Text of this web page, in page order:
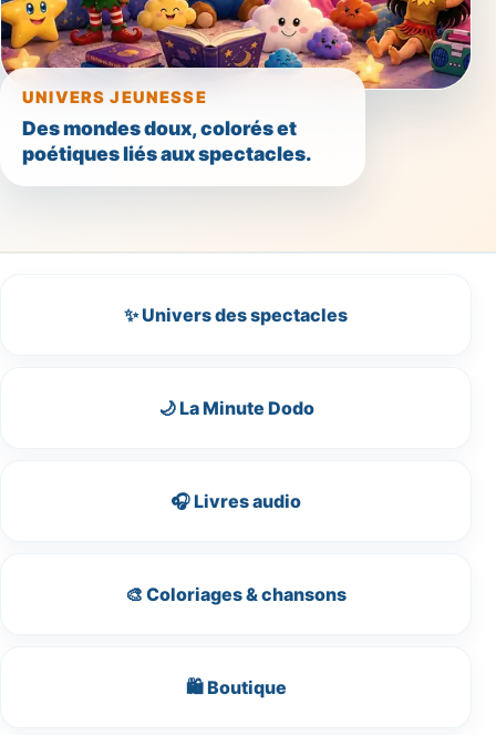
UNIVERS JEUNESSE
Des mondes doux, colorés et
poétiques liés aux spectacles.
✨ Univers des spectacles
🌙 La Minute Dodo
🎧 Livres audio
🎨 Coloriages & chansons
🛍️ Boutique